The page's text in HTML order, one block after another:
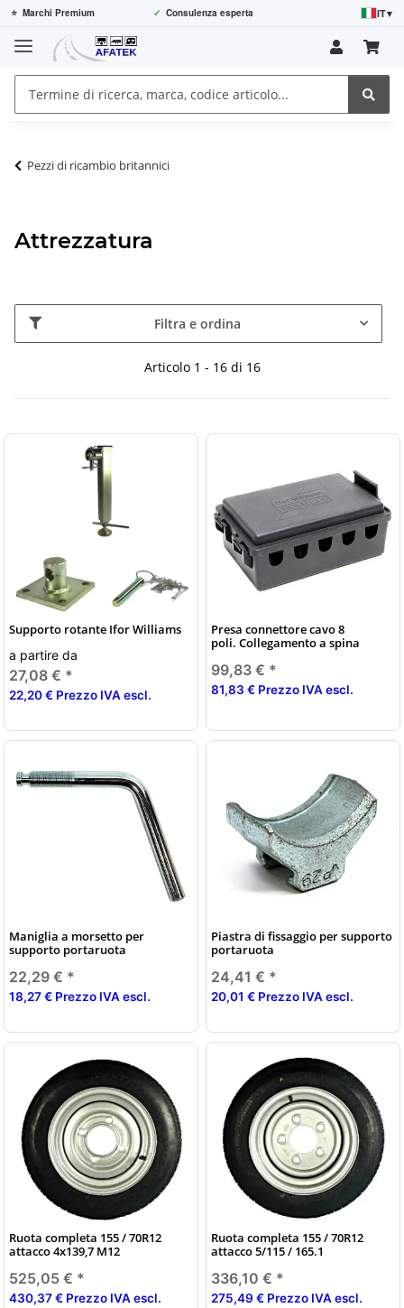
⭐ Marchi Premium ✓ Consulenza esperta IT▾
Pezzi di ricambio britannici
Attrezzatura
Filtra e ordina
Articolo 1 - 16 di 16
Supporto rotante Ifor Williams
a partire da
27,08 € *
22,20 € Prezzo IVA escl.
Presa connettore cavo 8
poli. Collegamento a spina
99,83 € *
81,83 € Prezzo IVA escl.
Maniglia a morsetto per
supporto portaruota
22,29 € *
18,27 € Prezzo IVA escl.
Piastra di fissaggio per supporto
portaruota
24,41 € *
20,01 € Prezzo IVA escl.
Ruota completa 155 / 70R12
attacco 4x139,7 M12
525,05 € *
430,37 € Prezzo IVA escl.
Ruota completa 155 / 70R12
attacco 5/115 / 165.1
336,10 € *
275,49 € Prezzo IVA escl.